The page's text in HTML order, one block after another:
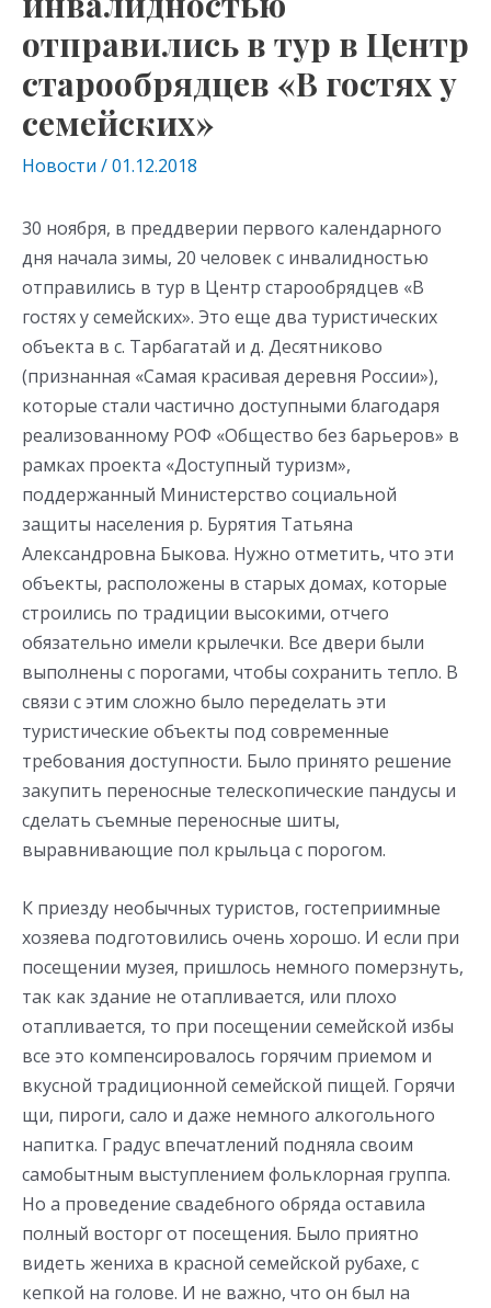
отправились в тур в Центр
старообрядцев «В гостях у
семейских»
Новости /01.12.2018
30 ноября, в преддверии первого календарного
дня начала зимы, 20 человек с инвалидностью
отправились в тур в Центр старообрядцев «В
гостях у семейских». Это еще два туристических
объекта в с. Тарбагатай и д. Десятниково
(признанная «Самая красивая деревня России»),
которые стали частично доступными благодаря
реализованному РОФ «Общество без барьеров» в
рамках проекта «Доступный туризм»,
поддержанный Министерство социальной
защиты населения р. Бурятия Татьяна
Александровна Быкова. Нужно отметить, что эти
объекты, расположены в старых домах, которые
строились по традиции высокими, отчего
обязательно имели крылечки. Все двери были
выполнены с порогами, чтобы сохранить тепло. В
связи с этим сложно было переделать эти
туристические объекты под современные
требования доступности. Было принято решение
закупить переносные телескопические пандусы и
сделать съемные переносные шиты,
выравнивающие пол крыльца с порогом.
К приезду необычных туристов, гостеприимные
хозяева подготовились очень хорошо. И если при
посещении музея, пришлось немного померзнуть,
так как здание не отапливается, или плохо
отапливается, то при посещении семейской избы
все это компенсировалось горячим приемом и
вкусной традиционной семейской пищей. Горячи
щи, пироги, сало и даже немного алкогольного
напитка. Градус впечатлений подняла своим
самобытным выступлением фольклорная группа.
Но а проведение свадебного обряда оставила
полный восторг от посещения. Было приятно
видеть жениха в красной семейской рубахе, с
кепкой на голове. И не важно, что он был на